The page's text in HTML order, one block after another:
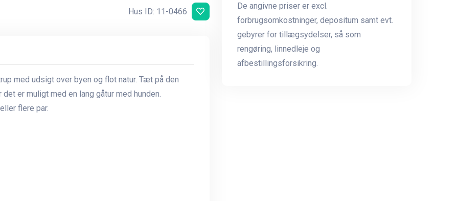
Hus ID: 11-0466
med udsigt over byen og flot natur. Tæt på den
er muligt med en lang gåtur med hunden.
flere par.
De angivne priser er excl.
forbrugsomkostninger, depositum samt evt.
gebyrer for tillægsydelser, så som
rengøring, linnedleje og
afbestillingsforsikring.